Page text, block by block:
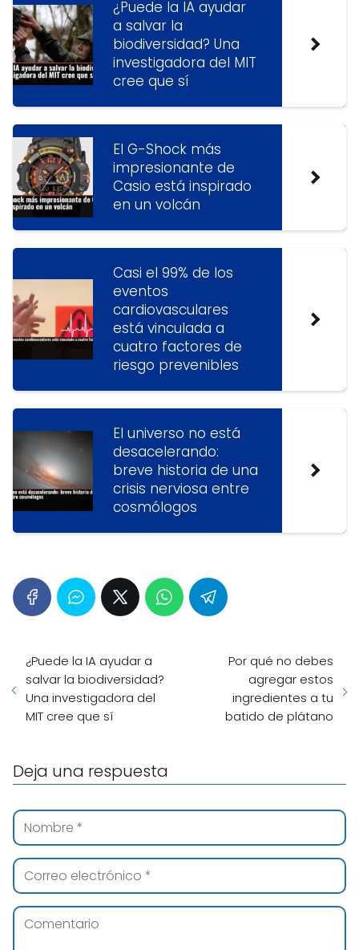
¿Puede la IA ayudar
a salvar la
biodiversidad? Una
investigadora del MIT
cree que sí
El G-Shock más
impresionante de
Casio está inspirado
en un volcán
Casi el 99% de los
eventos
cardiovasculares
está vinculada a
cuatro factores de
riesgo prevenibles
El universo no está
desacelerando:
breve historia de una
crisis nerviosa entre
cosmólogos
¿Puede la IA ayudar a
salvar la biodiversidad?
Una investigadora del
MIT cree que sí
Por qué no debes
agregar estos
ingredientes a tu
batido de plátano
Deja una respuesta